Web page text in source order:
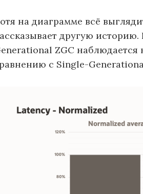
на диаграмме всё
другую
ZGC
с Single-